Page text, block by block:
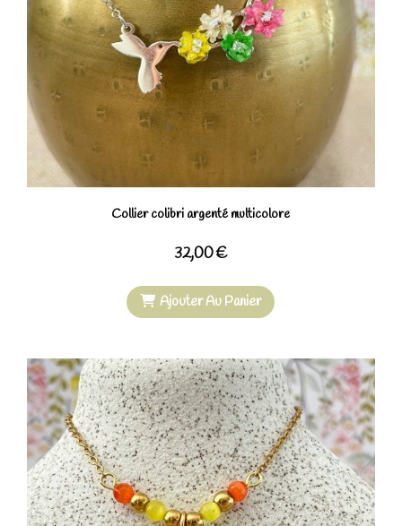
Collier colibri argenté multicolore
32,00€
Ajouter Au Panier